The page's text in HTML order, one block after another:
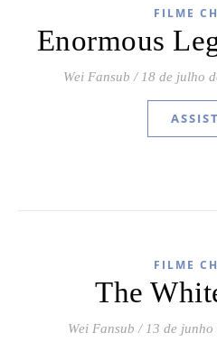
FILME
Enormous
Wei Fansub / 18 de julho
FILME
The
Wei Fansub / 13 de junho